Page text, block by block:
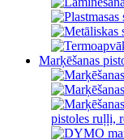
Marķēšanas
pistoles ruļļi,